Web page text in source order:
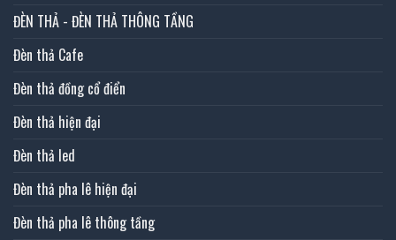
ĐÈN THẢ - ĐÈN THẢ THÔNG TẦNG
Đèn thả Cafe
Đèn thả đồng cổ điển
Đèn thả hiện đại
Đèn thả led
Đèn thả pha lê hiện đại
Đèn thả pha lê thông tầng